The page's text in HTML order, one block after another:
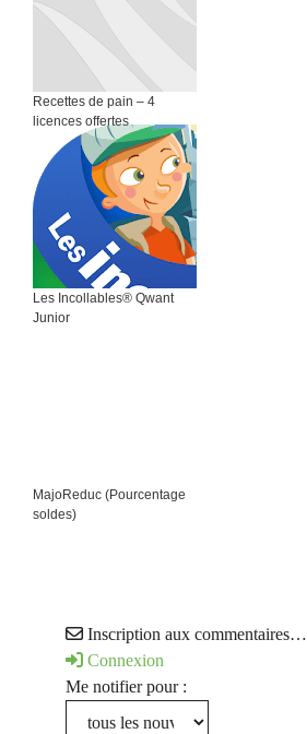
Recettes de pain – 4
licences offertes
Les Incollables® Qwant
Junior
MajoReduc (Pourcentage
soldes)
Inscription aux commentaires…
Connexion
Me notifier pour :